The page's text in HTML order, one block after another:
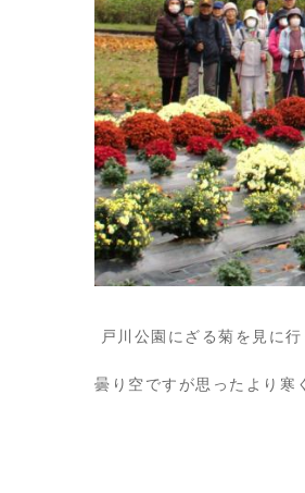
戸川公園にざる菊を見に
曇り空ですが思ったより寒